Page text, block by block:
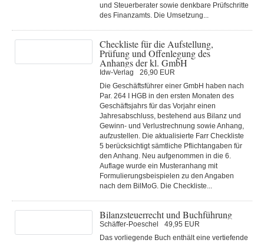
und Steuerberater sowie denkbare Prüfschritte
des Finanzamts. Die Umsetzung...
Checkliste für die Aufstellung,
Prüfung und Offenlegung des
Anhangs der kl. GmbH
Idw-Verlag
26,90 EUR
Die Geschäftsführer einer GmbH haben nach
Par. 264 I HGB in den ersten Monaten des
Geschäftsjahrs für das Vorjahr einen
Jahresabschluss, bestehend aus Bilanz und
Gewinn- und Verlustrechnung sowie Anhang,
aufzustellen. Die aktualisierte Farr Checkliste
5 berücksichtigt sämtliche Pflichtangaben für
den Anhang. Neu aufgenommen in die 6.
Auflage wurde ein Musteranhang mit
Formulierungsbeispielen zu den Angaben
nach dem BilMoG. Die Checkliste...
Bilanzsteuerrecht und Buchführung
Schäffer-Poeschel
49,95 EUR
Das vorliegende Buch enthält eine vertiefende